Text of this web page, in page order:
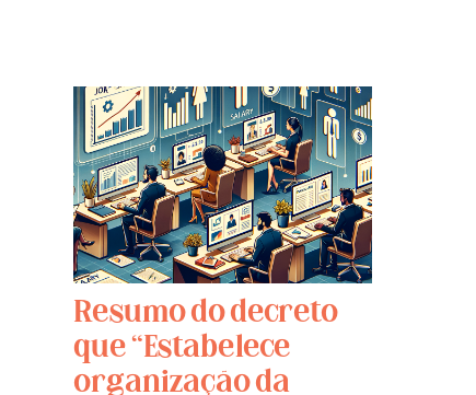
Resumo do decreto
que “Estabelece
organização da